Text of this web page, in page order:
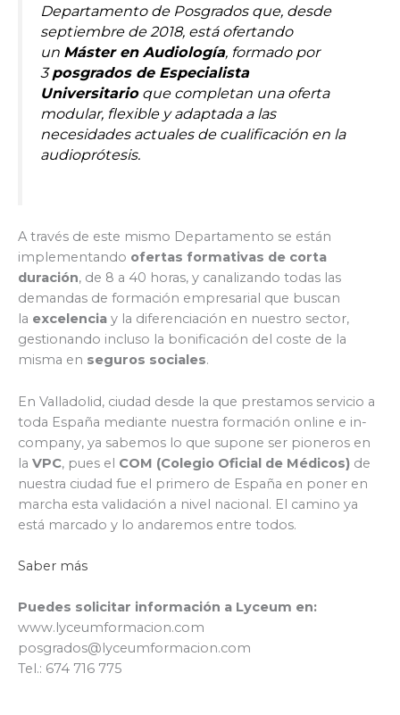
Departamento de Posgrados que, desde
septiembre de 2018, está ofertando
un Máster en Audiología, formado por
3posgrados de Especialista
Universitarioque completan una oferta
modular, flexible y adaptada a las
necesidades actuales de cualificación en la
audioprótesis.
A través de este mismo Departamento se están
implementando ofertas formativas de corta
duración, de 8 a 40 horas, y canalizando todas las
demandas de formación empresarial que buscan
la excelencia y la diferenciación en nuestro sector,
gestionando incluso la bonificación del coste de la
misma en seguros sociales.
En Valladolid, ciudad desde la que prestamos servicio a
toda España mediante nuestra formación online e in-
company, ya sabemos lo que supone ser pioneros en
la VPC, pues el COM (Colegio Oficial de Médicos) de
nuestra ciudad fue el primero de España en poner en
marcha esta validación a nivel nacional. El camino ya
está marcado y lo andaremos entre todos.
Saber más
Puedes solicitar información a Lyceum en:
www.lyceumformacion.com
posgrados@lyceumformacion.com
Tel.: 674 716 775